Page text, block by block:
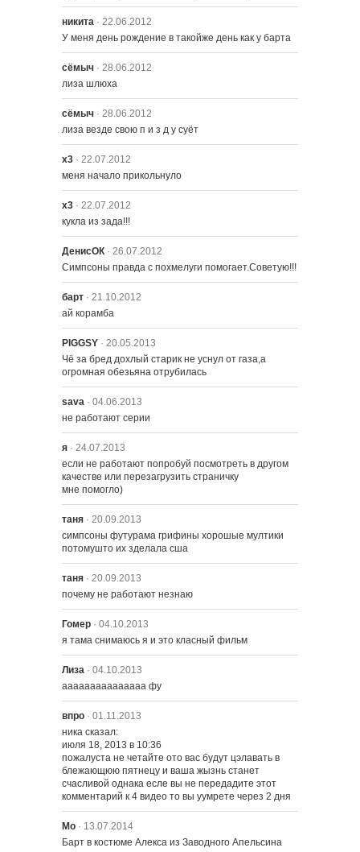
никита · 22.06.2012
У меня день рождение в такойже день как у барта
сёмыч · 28.06.2012
лиза шлюха
сёмыч · 28.06.2012
лиза везде свою п и з д у суёт
х3 · 22.07.2012
меня начало прикольнуло
х3 · 22.07.2012
кукла из зада!!!
ДенисОК · 26.07.2012
Симпсоны правда с похмелуги помогает.Советую!!!
барт · 21.10.2012
ай корамба
PIGGSY · 20.05.2013
Чё за бред дохлый старик не уснул от газа,а
огромная обезьяна отрубилась
sava · 04.06.2013
не работают серии
я · 24.07.2013
если не работают попробуй посмотреть в другом
качестве или перезагрузить страничку
мне помогло)
таня · 20.09.2013
симпсоны футурама грифины хорошые мултики
потомушто их зделала сша
таня · 20.09.2013
почему не работают незнаю
Гомер · 04.10.2013
я тама снимаюсь я и это класный фильм
Лиза · 04.10.2013
ааааааааааааааа фу
впро · 01.11.2013
ника сказал:
июля 18, 2013 в 10:36
пожалуста не четайте ото вас будут цэлавать в
блежающюю пятнецу и ваша жызнь станет
счасливой однака есле вы не передадите этот
комментарий к 4 видео то вы уумрете через 2 дня
Мо · 13.07.2014
Барт в костюме Алекса из Заводного Апельсина